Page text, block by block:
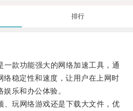
排行
款功能强大的网络加速工具，通
络稳定性和速度，让用户在上网时
乐和办公体验。
玩网络游戏还是下载大文件，优